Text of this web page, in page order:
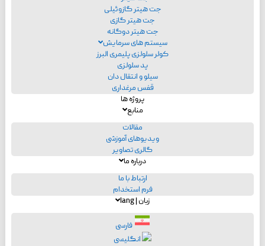
جت هیتر گازوئیلی
جت هیتر گازی
جت هیتر دوگانه
سیستم های سرمایش
کولر سلولزی پلیمری البرز
پد سلولزی
سیلو و انتقال دان
قفس مرغداری
پروژه ها
منابع
مقالات
ویدیوهای آموزشی
گالری تصاویر
درباره ما
ارتباط با ما
فرم استخدام
زبان | lang
فارسی
انگلیسی